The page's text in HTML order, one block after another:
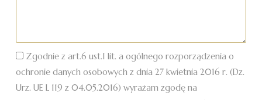
Zgodnie z art.6 ust.1 lit. a ogólnego rozporządzenia o
ochronie danych osobowych z dnia 27 kwietnia 2016 r. (Dz.
Urz. UE L 119 z 04.05.2016) wyrażam zgodę na